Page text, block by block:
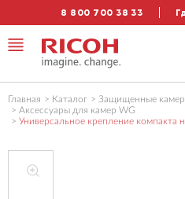
8 800 700 38 33
Главная Каталог
Защищенные
Аксессуары для камер WG
Универсальное крепление компакта